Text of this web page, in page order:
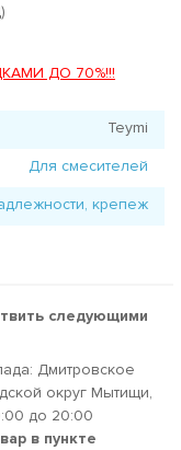
ДО 70%!!!
Teymi
Для смесителей
крепеж
следующими
Дмитровское
округ Мытищи,
до 20:00
в пункте